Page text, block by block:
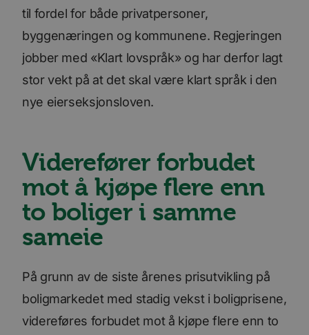
til fordel for både privatpersoner,
byggenæringen og kommunene. Regjeringen
jobber med «Klart lovspråk» og har derfor lagt
stor vekt på at det skal være klart språk i den
nye eierseksjonsloven.
Viderefører forbudet
mot å kjøpe flere enn
to boliger i samme
sameie
På grunn av de siste årenes prisutvikling på
boligmarkedet med stadig vekst i boligprisene,
videreføres forbudet mot å kjøpe flere enn to